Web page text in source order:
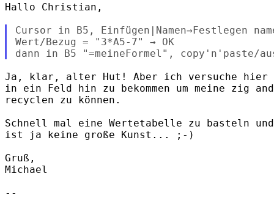
Hallo Christian,
Cursor in B5, Einfügen|Namen→Festlegen
Wert/Bezug = "3*A5-7" → OK
Ja, klar, alter Hut! Aber ich versuche hier
in ein Feld hin zu bekommen um meine zig
recyclen zu können.
Schnell mal eine Wertetabelle zu basteln und
ist ja keine große Kunst... ;-)
Gruß,
Michael
--